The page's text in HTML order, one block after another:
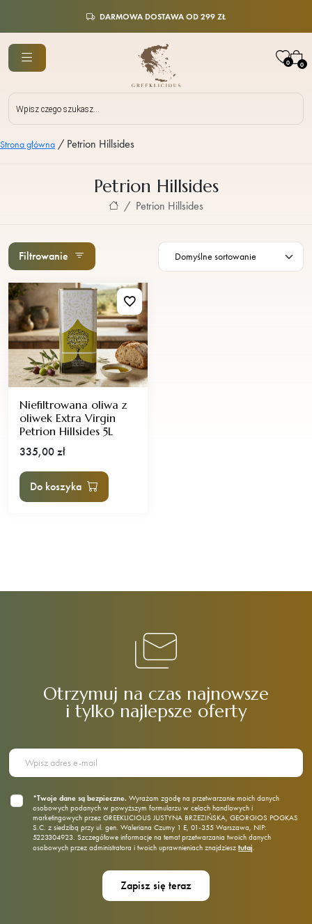
DARMOWA DOSTAWA OD 299 ZŁ
0 0
Wyszukiwarka
produktów
Strona główna / Petrion Hillsides
Petrion Hillsides
Petrion Hillsides
Filtrowanie
Niefiltrowana oliwa z
oliwek Extra Virgin
Petrion Hillsides 5L
335,00 zł
Do koszyka
Otrzymuj na czas najnowsze
i tylko najlepsze oferty
*Twoje dane są bezpieczne. Wyrażam zgodę na przetwarzanie moich danych
osobowych podanych w powyższym formularzu w celach handlowych i
marketingowych przez GREEKLICIOUS JUSTYNA BRZEZIŃSKA, GEORGIOS POGKAS
S.C. z siedzibą przy ul. gen. Waleriana Czumy 1 E, 01‑355 Warszawa, NIP:
5223304923. Szczegółowe informacje na temat przetwarzania twoich danych
osobowych przez administratora i twoich uprawnieniach znajdziesz tutaj.